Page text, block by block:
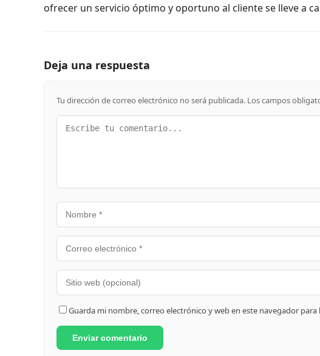
ofrecer un servicio óptimo y oportuno al cliente se lleve a
Deja una respuesta
Tu dirección de correo electrónico no será publicada. Los campos
Guarda mi nombre, correo electrónico y web en este navegador